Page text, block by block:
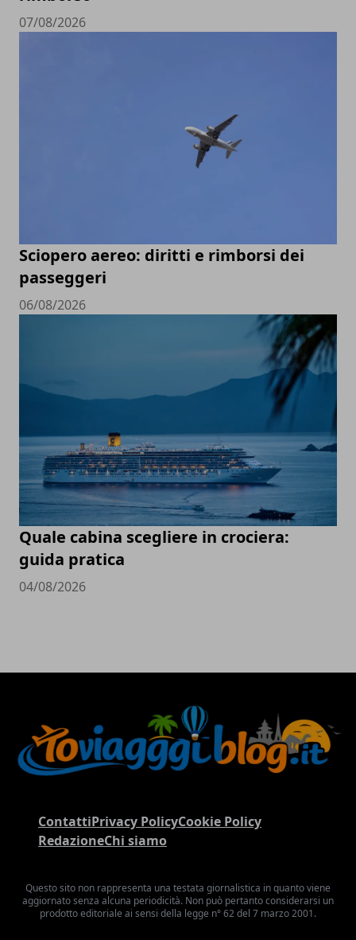
07/08/2026
Sciopero aereo: diritti e rimborsi dei
passeggeri
06/08/2026
Quale cabina scegliere in crociera:
guida pratica
04/08/2026
ContattiPrivacy PolicyCookie Policy
RedazioneChi siamo
Questo sito non rappresenta una testata giornalistica in quanto viene
aggiornato senza alcuna periodicità. Non può pertanto considerarsi un
prodotto editoriale ai sensi della legge n° 62 del 7 marzo 2001.